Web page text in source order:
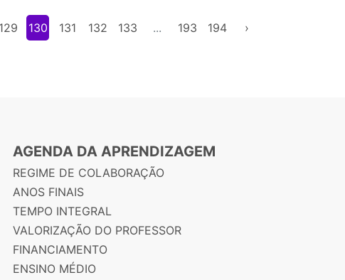
129 130 131 132 133 ... 193 194 ›
AGENDA DA APRENDIZAGEM
REGIME DE COLABORAÇÃO
ANOS FINAIS
TEMPO INTEGRAL
VALORIZAÇÃO DO PROFESSOR
FINANCIAMENTO
ENSINO MÉDIO